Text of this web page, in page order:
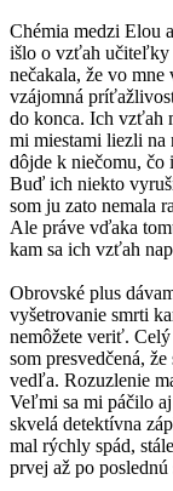
Chémia medzi Elou
išlo o vzťah učiteľky
nečakala, že vo
vzájomná
do konca. Ich vzťah
mi miestami liezli na
dôjde k niečomu, čo
Buď ich niekto
som ju zato nemala
Ale práve vďaka
kam sa ich vzťah
Obrovské plus
vyšetrovanie smrti
nemôžete veriť.
som presvedčená,
vedľa. Rozuzlenie
Veľmi sa mi páčilo
skvelá detektívna
mal rýchly spád,
prvej až po poslednú